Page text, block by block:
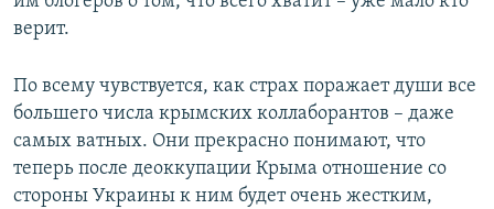
и
с
л
а
й
д
л
а
й
д
верит.
По всему чувствуется, как страх поражает души все
большего числа крымских коллаборантов – даже
самых ватных. Они прекрасно понимают, что
теперь после деоккупации Крыма отношение со
стороны Украины к ним будет очень жестким,